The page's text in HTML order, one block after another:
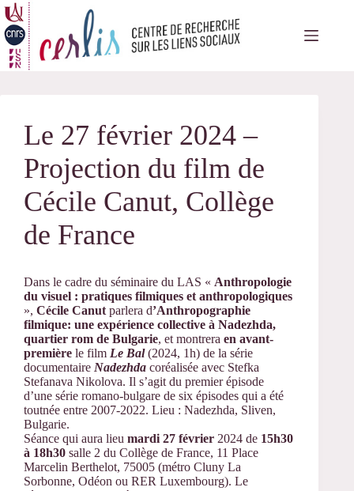
Passer
au
contenu
Le 27 février 2024 –
Projection du film de
Cécile Canut, Collège
de France
Dans le cadre du séminaire du LAS « Anthropologie
du visuel : pratiques filmiques et anthropologiques
», Cécile Canut parlera d’Anthropographie
filmique: une expérience collective à Nadezhda,
quartier rom de Bulgarie, et montrera en avant-
première le film Le Bal(2024, 1h) de la série
documentaire Nadezhda coréalisée avec Stefka
Stefanava Nikolova. Il s’agit du premier épisode
d’une série romano-bulgare de six épisodes qui a été
toutnée entre 2007-2022. Lieu : Nadezhda, Sliven,
Bulgarie.
Séance qui aura lieu mardi 27 février 2024 de 15h30
à 18h30 salle 2 du Collège de France, 11 Place
Marcelin Berthelot, 75005 (métro Cluny La
Sorbonne, Odéon ou RER Luxembourg). Le